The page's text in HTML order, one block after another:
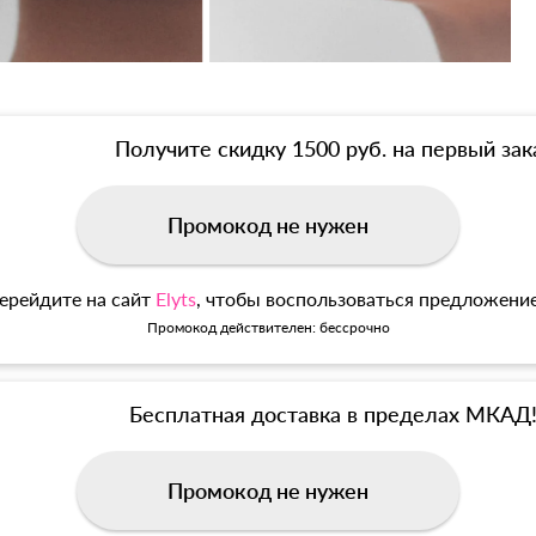
Получите скидку 1500 руб. на первый
Промокод не нужен
на сайт Elyts, чтобы воспользоваться
Промокод действителен: бессрочно
Бесплатная доставка в пределах МКАД!
Промокод не нужен